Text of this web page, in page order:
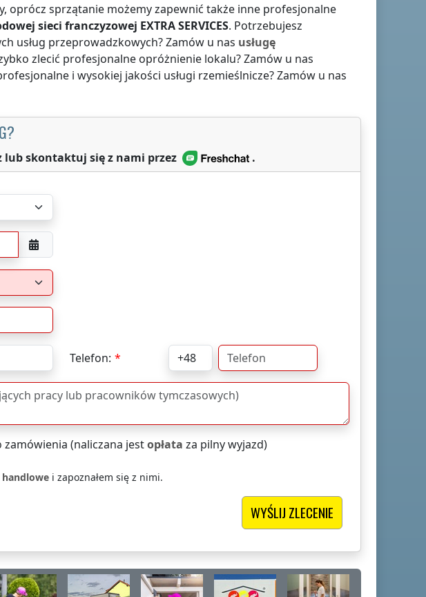
oprócz sprzątanie możemy zapewnić także inne profesjonalne
sieci franczyzowej EXTRA SERVICES. Potrzebujesz
usług przeprowadzkowych? Zamów u nas usługę
zlecić profesjonalne opróżnienie lokalu? Zamów u nas
i wysokiej jakości usługi rzemieślnicze? Zamów u nas
lub skontaktuj się z nami przez .
Telefon:
(naliczana jestopłata za pilny wyjazd)
i zapoznałem się z nimi.